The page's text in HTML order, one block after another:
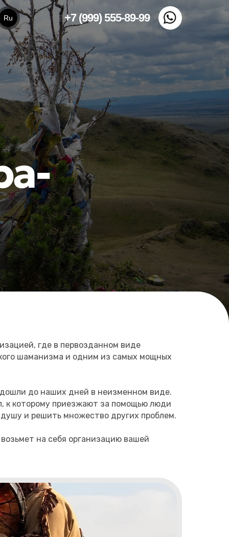
+7 (999) 555-89-99
Ru
где в первозданном виде
шаманизма и одним из самых мощных
до наших дней в неизменном виде.
к которому приезжают за помощью люди
и решить множество других проблем.
на себя организацию вашей